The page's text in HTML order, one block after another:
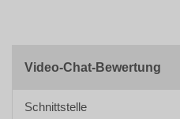
Video-Chat-Bewertung
Schnittstelle